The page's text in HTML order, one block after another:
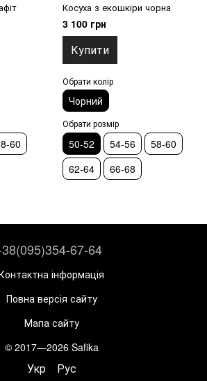
60
Косуха з екошкіри чорна
3 100 грн
Купити
Обрати колір
Чорний
Обрати розмір
50-52 54-56
58-60
62-64
66-68
67-64
інформація
Повна версія сайту
Мапа сайту
© 2017—2026 Safika
Укр Рус